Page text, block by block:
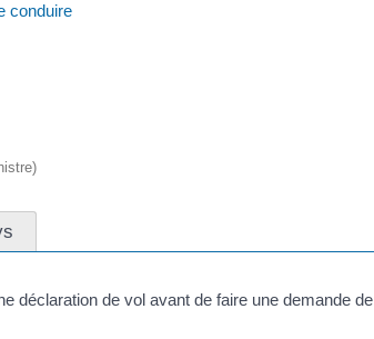
conduire
déclaration de vol avant de faire une demande de